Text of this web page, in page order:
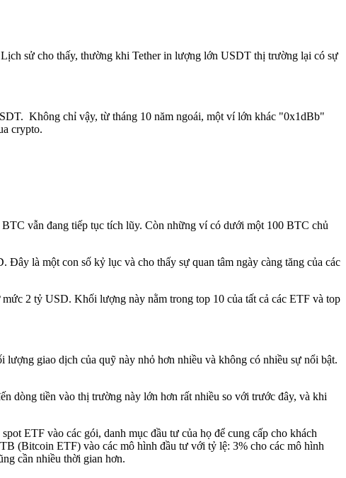
sử cho thấy, thường khi Tether in lượng lớn USDT thị trường lại có sự
Không chỉ vậy, từ tháng 10 năm ngoái, một ví lớn khác "0x1dBb"
crypto.
vẫn đang tiếp tục tích lũy. Còn những ví có dưới một 100 BTC chủ
là một con số kỷ lục và cho thấy sự quan tâm ngày càng tăng của các
2 tỷ USD. Khối lượng này nằm trong top 10 của tất cả các ETF và top
giao dịch của quỹ này nhỏ hơn nhiều và không có nhiều sự nổi bật.
dòng tiền vào thị trường này lớn hơn rất nhiều so với trước đây, và khi
ETF vào các gói, danh mục đầu tư của họ để cung cấp cho khách
(Bitcoin ETF) vào các mô hình đầu tư với tỷ lệ: 3% cho các mô hình
cần nhiều thời gian hơn.